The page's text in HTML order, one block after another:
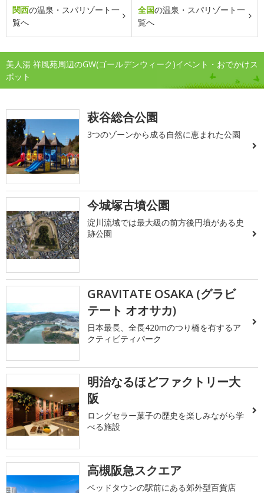
関西の温泉・スパリゾート一
覧へ
全国の温泉・スパリゾート一
覧へ
美人湯 祥風苑周辺のGW(ゴールデンウィーク)イベント・おでかけス
ポット
萩谷総合公園
3つのゾーンから成る自然に恵まれた公園
今城塚古墳公園
淀川流域では最大級の前方後円墳がある史
跡公園
GRAVITATE OSAKA (グラビ
テート オオサカ)
日本最長、全長420mのつり橋を有するア
クティビティパーク
明治なるほどファクトリー大
阪
ロングセラー菓子の歴史を楽しみながら学
べる施設
高槻阪急スクエア
ベッドタウンの駅前にある郊外型百貨店